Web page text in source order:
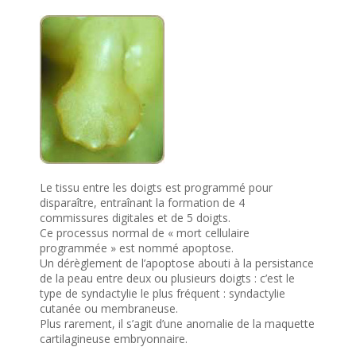
Le tissu entre les doigts est programmé pour
disparaître, entraînant la formation de 4
commissures digitales et de 5 doigts.
Ce processus normal de « mort cellulaire
programmée » est nommé apoptose.
Un dérèglement de l’apoptose abouti à la persistance
de la peau entre deux ou plusieurs doigts : c’est le
type de syndactylie le plus fréquent : syndactylie
cutanée ou membraneuse.
Plus rarement, il s’agit d’une anomalie de la maquette
cartilagineuse embryonnaire.